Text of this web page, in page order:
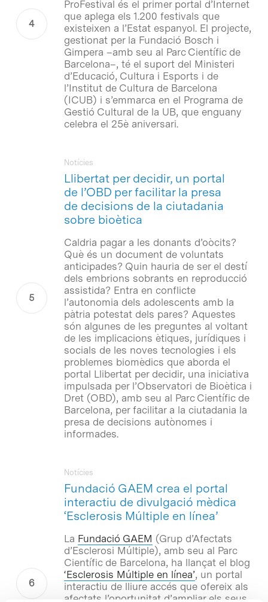
ProFestival és el primer portal d’Internet
que aplega els 1.200 festivals que
existeixen a l’Estat espanyol. El projecte,
gestionat per la Fundació Bosch i
Gimpera –amb seu al Parc Científic de
Barcelona–, té el suport del Ministeri
d’Educació, Cultura i Esports i de
l’Institut de Cultura de Barcelona
(ICUB) i s’emmarca en el Programa de
Gestió Cultural de la UB, que enguany
celebra el 25è aniversari.
Llibertat per decidir, un portal
de l’OBD per facilitar la presa
de decisions de la ciutadania
sobre bioètica
Notícies
Caldria pagar a les donants d’oòcits?
Què és un document de voluntats
anticipades? Quin hauria de ser el destí
dels embrions sobrants en reproducció
assistida? Entra en conflicte
l’autonomia dels adolescents amb la
pàtria potestat dels pares? Aquestes
són algunes de les preguntes al voltant
de les implicacions ètiques, jurídiques i
socials de les noves tecnologies i els
problemes biomèdics que aborda el
portal Llibertat per decidir, una iniciativa
impulsada per l’Observatori de Bioètica i
Dret (OBD), amb seu al Parc Científic de
Barcelona, per facilitar a la ciutadania la
presa de decisions autònomes i
informades.
Fundació GAEM crea el portal
interactiu de divulgació mèdica
‘Esclerosis Múltiple en línea’
Notícies
La Fundació GAEM (Grup d’Afectats
d’Esclerosi Múltiple), amb seu al Parc
Científic de Barcelona, ha llançat el blog
‘Esclerosis Múltiple en línea’, un portal
interactiu de lliure accés que ofereix als
afectats l’oportunitat d’ampliar els seus